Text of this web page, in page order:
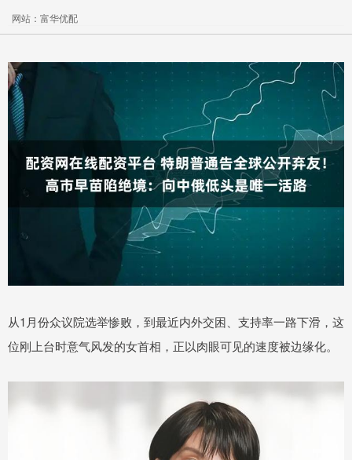
网站：富华优配
从1月份众议院选举惨败，到最近内外交困、支持率一路下滑，这
位刚上台时意气风发的女首相，正以肉眼可见的速度被边缘化。